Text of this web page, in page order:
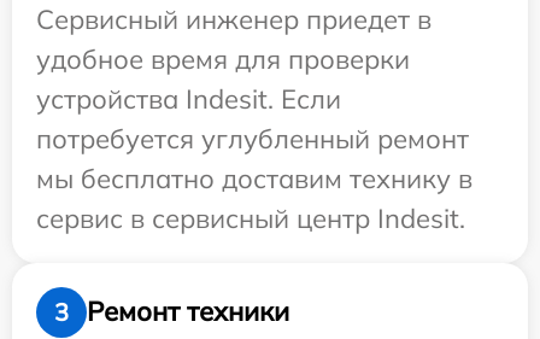
Сервисный инженер приедет в
удобное время для проверки
устройства Indesit. Если
потребуется углубленный ремонт
мы бесплатно доставим технику в
сервис в сервисный центр Indesit.
3 Ремонт техники